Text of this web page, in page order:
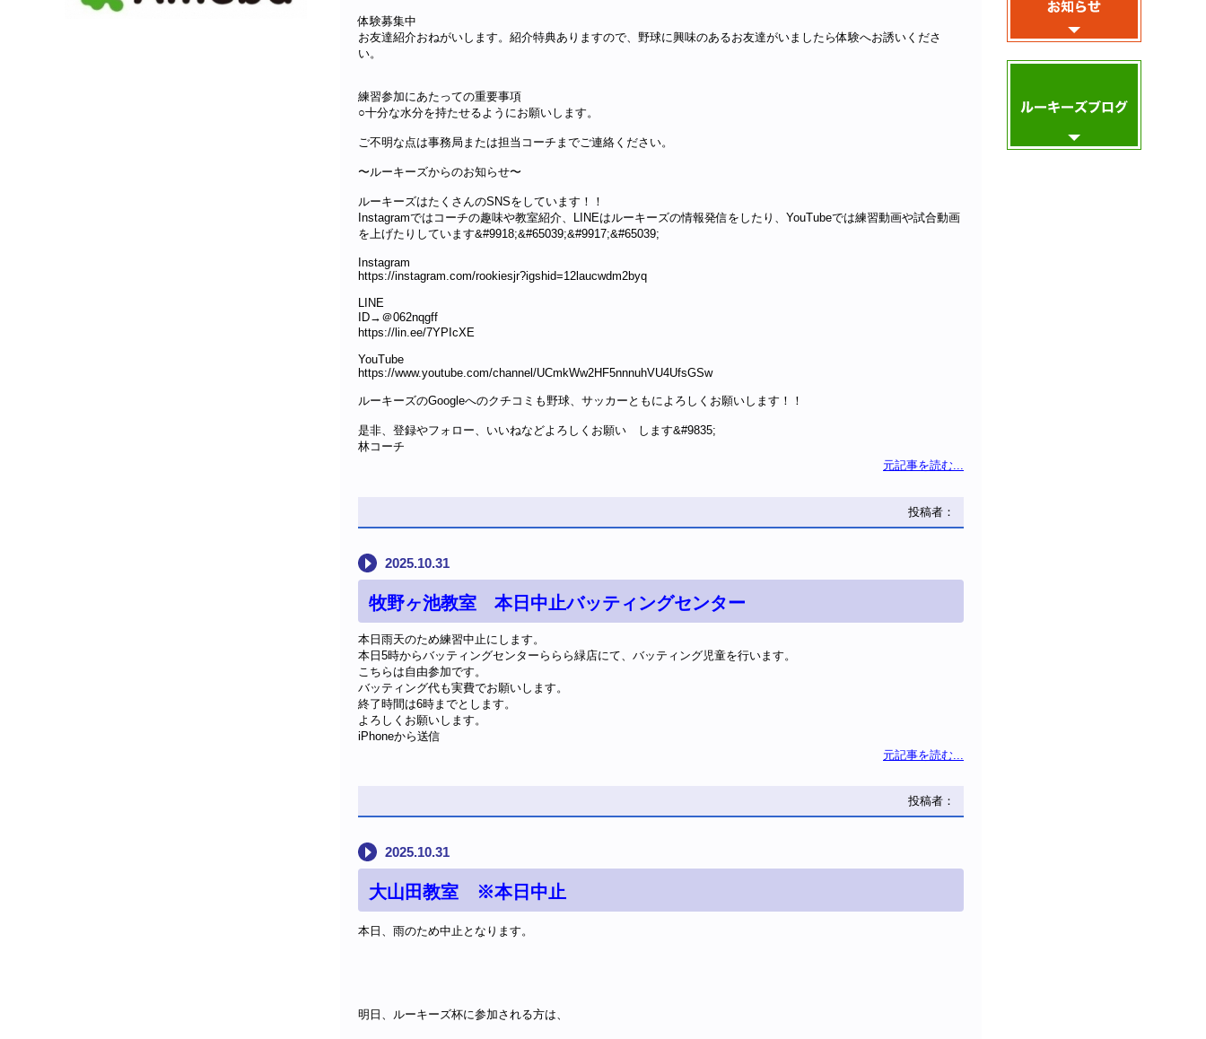
体験募集中
お友達紹介おねがいします。紹介特典ありますので、野球に興味のあるお友達がいましたら体験へお誘いくださ
い。
練習参加にあたっての重要事項
○十分な水分を持たせるようにお願いします。
ご不明な点は事務局または担当コーチまでご連絡ください。
〜ルーキーズからのお知らせ〜
ルーキーズはたくさんのSNSをしています！！
Instagramではコーチの趣味や教室紹介、LINEはルーキーズの情報発信をしたり、YouTubeでは練習動画や試合動画
を上げたりしています&#9918;&#65039;&#9917;&#65039;
Instagram
https://instagram.com/rookiesjr?igshid=12laucwdm2byq
LINE
ID→＠062nqgff
https://lin.ee/7YPIcXE
YouTube
https://www.youtube.com/channel/UCmkWw2HF5nnnuhVU4UfsGSw
ルーキーズのGoogleへのクチコミも野球、サッカーともによろしくお願いします！！
是非、登録やフォロー、いいねなどよろしくお願い します&#9835;
林コーチ
元記事を読む...
投稿者：
2025.10.31
牧野ヶ池教室 本日中止バッティングセンター
本日雨天のため練習中止にします。
本日5時からバッティングセンターららら緑店にて、バッティング児童を行います。
こちらは自由参加です。
バッティング代も実費でお願いします。
終了時間は6時までとします。
よろしくお願いします。
iPhoneから送信
元記事を読む...
投稿者：
2025.10.31
大山田教室 ※本日中止
本日、雨のため中止となります。
明日、ルーキーズ杯に参加される方は、